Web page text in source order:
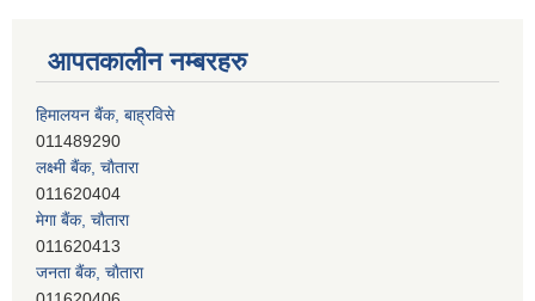
आपतकालीन नम्बरहरु
हिमालयन बैंक, बाह्रविसे
011489290
लक्ष्मी बैंक, चाैतारा
011620404
मेगा बैंक, चाैतारा
011620413
जनता बैंक, चाैतारा